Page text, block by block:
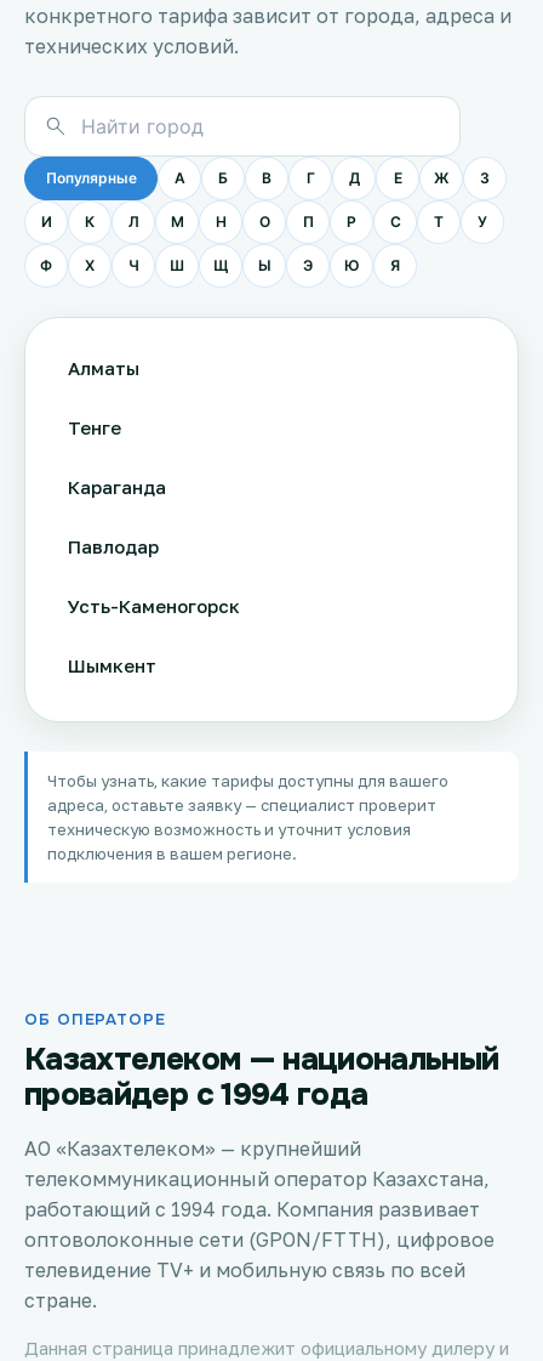
конкретного тарифа зависит от города, адреса и
технических условий.
Популярные А Б В Г Д Е Ж З
И К Л М Н О П Р С Т У
Ф Х Ч Ш Щ Ы Э Ю Я
Алматы
Тенге
Караганда
Павлодар
Усть-Каменогорск
Шымкент
Актау
Соколов
Петропавловск
Темиртау
Тараз
Зеленое
Атырау
Чтобы узнать, какие тарифы доступны для вашего
адреса, оставьте заявку — специалист проверит
техническую возможность и уточнит условия
подключения в вашем регионе.
ОБ ОПЕРАТОРЕ
Казахтелеком — национальный
провайдер с 1994 года
АО «Казахтелеком» — крупнейший
телекоммуникационный оператор Казахстана,
работающий с 1994 года. Компания развивает
оптоволоконные сети (GPON/FTTH), цифровое
телевидение TV+ и мобильную связь по всей
стране.
Данная страница принадлежит официальному дилеру и